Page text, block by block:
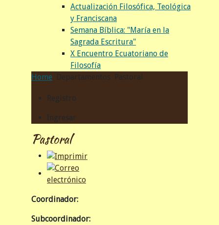
Actualización Filosófica, Teológica
y Franciscana
Semana Bíblica: "María en la
Sagrada Escritura"
X Encuentro Ecuatoriano de
Filosofía
Home Departamentos Pastoral
Registro
Ingresar
Pastoral
Coordinador:
Subcoordinador: